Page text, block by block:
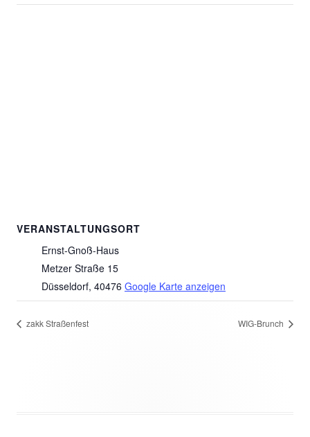
VERANSTALTUNGSORT
Ernst-Gnoß-Haus
Metzer Straße 15
Düsseldorf, 40476 Google Karte anzeigen
zakk Straßenfest WIG-Brunch